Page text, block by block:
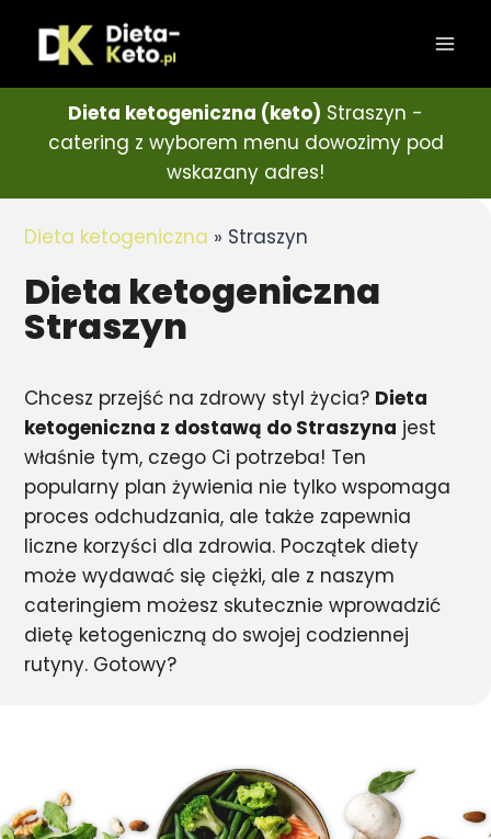
Dieta ketogeniczna (keto) Straszyn -
catering z wyborem menu dowozimy pod
wskazany adres!
Dieta ketogeniczna » Straszyn
Dieta ketogeniczna
Straszyn
Chcesz przejść na zdrowy styl życia? Dieta
ketogeniczna z dostawą do Straszyna jest
właśnie tym, czego Ci potrzeba! Ten
popularny plan żywienia nie tylko wspomaga
proces odchudzania, ale także zapewnia
liczne korzyści dla zdrowia. Początek diety
może wydawać się ciężki, ale z naszym
cateringiem możesz skutecznie wprowadzić
dietę ketogeniczną do swojej codziennej
rutyny. Gotowy?